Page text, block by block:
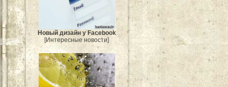
Новый дизайн у Facebook
[Интересные новости]